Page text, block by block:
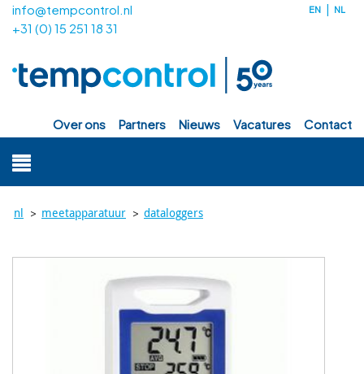
info@tempcontrol.nl
+31 (0) 15 251 18 31
EN NL
over ons partners nieuws vacatures contact
nl > meetapparatuur > dataloggers